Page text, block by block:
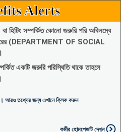
Alerts
হিটিং সম্পর্কিত কোনো জরুরি পরি অবিলম্বে
(DEPARTMENT OF SOCIAL
একটি জরুরি পরিস্থিতি থাকে তাহলে
আরও তথ্যের জন্য এখানে ক্লিক করুন
কর্মীর হোমপেজটি দেখুন